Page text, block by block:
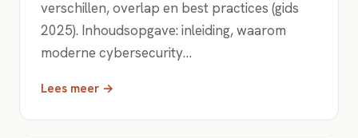
verschillen, overlap en best practices (gids
2025). Inhoudsopgave: inleiding, waarom
moderne cybersecurity…
Lees meer →